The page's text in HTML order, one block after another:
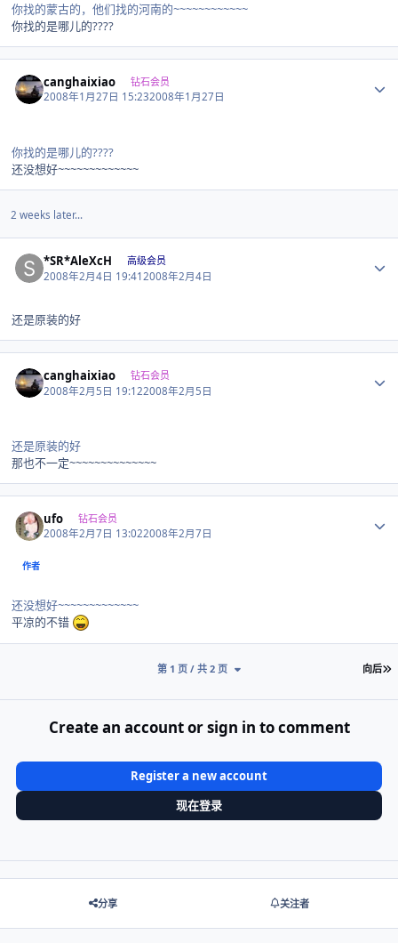
你找的蒙古的，他们找的河南的~~~~~~~~~~~~
你找的是哪儿的????
canghaixiao 钻石会员
2008年1月27日 15:232008年1月27日
你找的是哪儿的????
还没想好~~~~~~~~~~~~~
2 weeks later...
*SR*AleXcH 高级会员
2008年2月4日 19:412008年2月4日
还是原装的好
canghaixiao 钻石会员
2008年2月5日 19:122008年2月5日
还是原装的好
那也不一定~~~~~~~~~~~~~~
ufo 钻石会员
2008年2月7日 13:022008年2月7日
作者
还没想好~~~~~~~~~~~~~
平凉的不错
向后
第 1 页 / 共 2 页
Create an account or sign in to comment
Register a new account
现在登录
分享 关注者